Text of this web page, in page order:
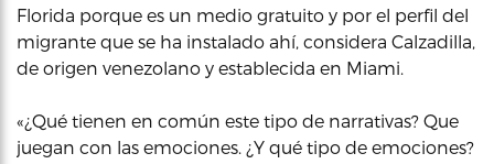
Florida porque es un medio gratuito y por el perfil del
migrante que se ha instalado ahí, considera Calzadilla,
de origen venezolano y establecida en Miami.
«¿Qué tienen en común este tipo de narrativas? Que
juegan con las emociones. ¿Y qué tipo de emociones?